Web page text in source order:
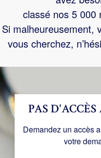
classé nos 5 000
Si malheureusement,
vous cherchez,
PAS
Demandez un accès
votre